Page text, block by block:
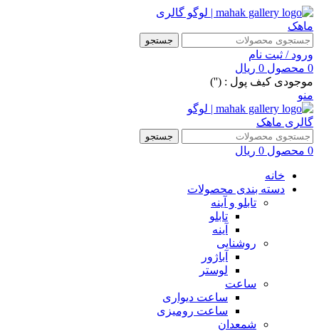
جستجو
ورود / ثبت نام
0 محصول 0 ریال
موجودی کیف پول : ('')
منو
جستجو
0 محصول 0 ریال
خانه
دسته بندی محصولات
تابلو و آینه
تابلو
آینه
روشنایی
آباژور
لوستر
ساعت
ساعت دیواری
ساعت رومیزی
شمعدان